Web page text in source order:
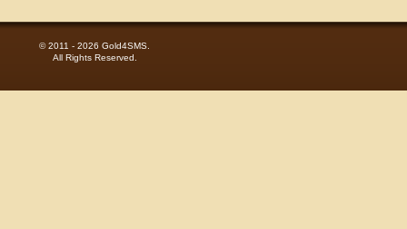
© 2011 - 2026 Gold4SMS.
All Rights Reserved.